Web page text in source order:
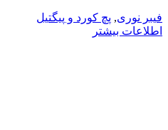
فیبر نوری, پچ کورد و پیگتیل
اطلاعات بیشتر